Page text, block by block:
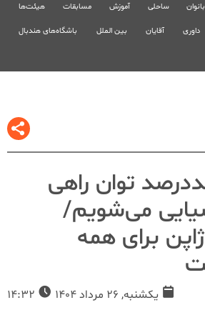
بانوان ساحلی آموزش مسابقات هیئت‌ها
داوری آقایان بین الملل باشگاه‌های هندبال
توان راهی
می‌شویم/
برای همه
یکشنبه, 26 مرداد 1404